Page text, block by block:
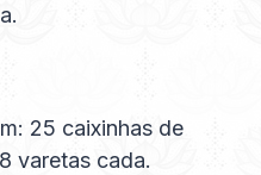
25 caixinhas de
varetas cada.